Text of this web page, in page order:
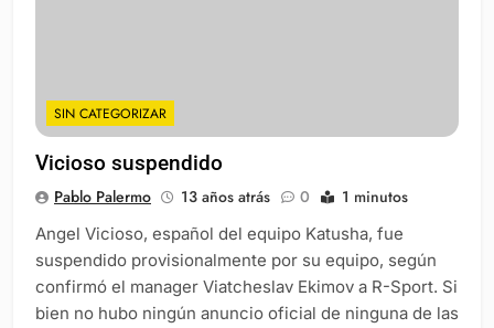
SIN CATEGORIZAR
Vicioso suspendido
Pablo Palermo 13 años atrás 0 1 minutos
Angel Vicioso, español del equipo Katusha, fue
suspendido provisionalmente por su equipo, según
confirmó el manager Viatcheslav Ekimov a R-Sport. Si
bien no hubo ningún anuncio oficial de ninguna de las